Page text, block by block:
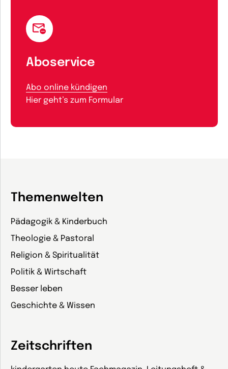
Aboservice
Abo online kündigen
Hier geht’s zum Formular
Themenwelten
Pädagogik & Kinderbuch
Theologie & Pastoral
Religion & Spiritualität
Politik & Wirtschaft
Besser leben
Geschichte & Wissen
Zeitschriften